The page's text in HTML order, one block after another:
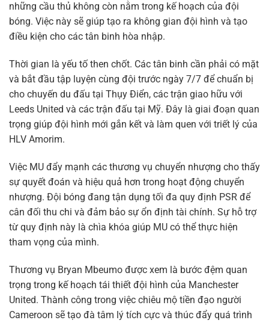
những cầu thủ không còn nằm trong kế hoạch của đội
bóng. Việc này sẽ giúp tạo ra không gian đội hình và tạo
điều kiện cho các tân binh hòa nhập.
Thời gian là yếu tố then chốt. Các tân binh cần phải có mặt
và bắt đầu tập luyện cùng đội trước ngày 7/7 để chuẩn bị
cho chuyến du đấu tại Thụy Điển, các trận giao hữu với
Leeds United và các trận đấu tại Mỹ. Đây là giai đoạn quan
trọng giúp đội hình mới gắn kết và làm quen với triết lý của
HLV Amorim.
Việc MU đẩy mạnh các thương vụ chuyển nhượng cho thấy
sự quyết đoán và hiệu quả hơn trong hoạt động chuyển
nhượng. Đội bóng đang tận dụng tối đa quy định PSR để
cân đối thu chi và đảm bảo sự ổn định tài chính. Sự hỗ trợ
từ quy định này là chìa khóa giúp MU có thể thực hiện
tham vọng của mình.
Thương vụ Bryan Mbeumo được xem là bước đệm quan
trọng trong kế hoạch tái thiết đội hình của Manchester
United. Thành công trong việc chiêu mộ tiền đạo người
Cameroon sẽ tạo đà tâm lý tích cực và thúc đẩy quá trình